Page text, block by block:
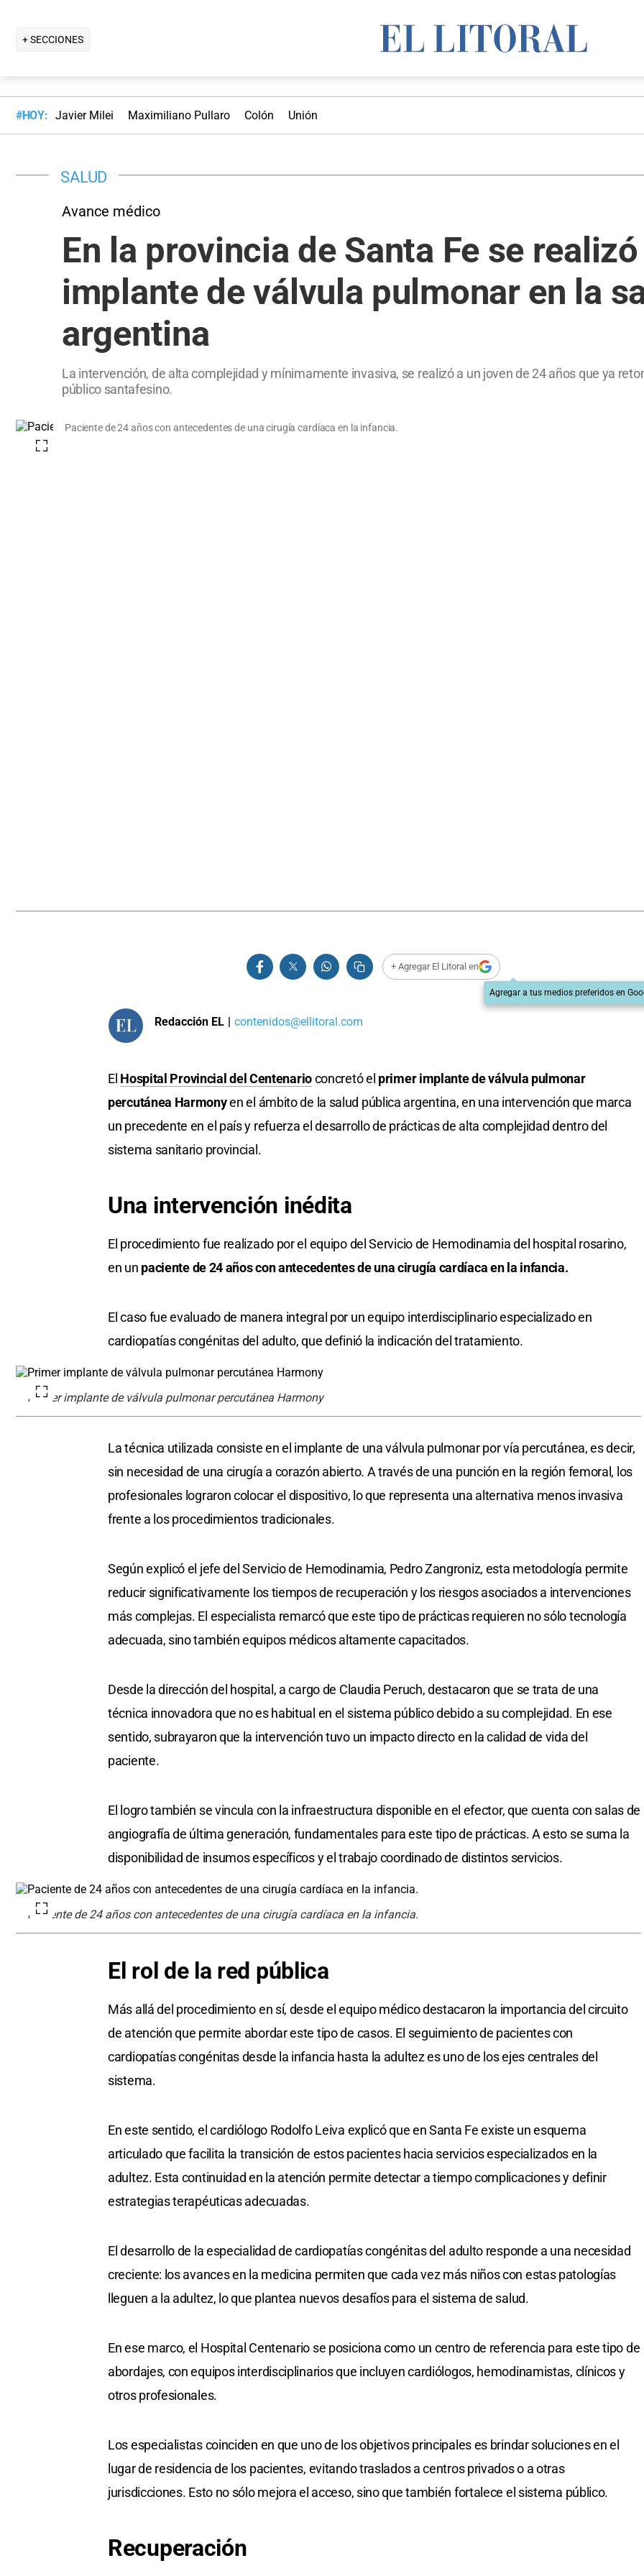
+ SECCIONES
#HOY: Javier Milei Maximiliano Pullaro Colón Unión
SALUD
Avance médico
En la provincia de Santa Fe se
implante de válvula pulmonar en la
argentina
La intervención, de alta complejidad y mínimamente invasiva, se realizó a un joven de 24 años que ya
público santafesino.
Paciente de 24 años con antecedentes de una cirugía cardíaca en la infancia.
+ Agregar El Litoral en
Agregar a tus medios preferidos en
Redacción EL | contenidos@ellitoral.com
El Hospital Provincial del Centenarioconcretó el primer implante de válvula pulmonar
percutánea Harmonyen el ámbito de la salud pública argentina, en una intervención que marca
un precedente en el país y refuerza el desarrollo de prácticas de alta complejidad dentro del
sistema sanitario provincial.
Una intervención inédita
El procedimiento fue realizado por el equipo del Servicio de Hemodinamia del hospital rosarino,
en un paciente de 24 años con antecedentes de una cirugía cardíaca en la infancia.
El caso fue evaluado de manera integral por un equipo interdisciplinario especializado en
cardiopatías congénitas del adulto, que definió la indicación del tratamiento.
Primer implante de válvula pulmonar percutánea Harmony
La técnica utilizada consiste en el implante de una válvula pulmonar por vía percutánea, es decir,
sin necesidad de una cirugía a corazón abierto. A través de una punción en la región femoral, los
profesionales lograron colocar el dispositivo, lo que representa una alternativa menos invasiva
frente a los procedimientos tradicionales.
Según explicó el jefe del Servicio de Hemodinamia, Pedro Zangroniz, esta metodología permite
reducir significativamente los tiempos de recuperación y los riesgos asociados a intervenciones
más complejas. El especialista remarcó que este tipo de prácticas requieren no sólo tecnología
adecuada, sino también equipos médicos altamente capacitados.
Desde la dirección del hospital, a cargo de Claudia Peruch, destacaron que se trata de una
técnica innovadora que no es habitual en el sistema público debido a su complejidad. En ese
sentido, subrayaron que la intervención tuvo un impacto directo en la calidad de vida del
paciente.
El logro también se vincula con la infraestructura disponible en el efector, que cuenta con salas de
angiografía de última generación, fundamentales para este tipo de prácticas. A esto se suma la
disponibilidad de insumos específicos y el trabajo coordinado de distintos servicios.
Paciente de 24 años con antecedentes de una cirugía cardíaca en la infancia.
El rol de la red pública
Más allá del procedimiento en sí, desde el equipo médico destacaron la importancia del circuito
de atención que permite abordar este tipo de casos. El seguimiento de pacientes con
cardiopatías congénitas desde la infancia hasta la adultez es uno de los ejes centrales del
sistema.
En este sentido, el cardiólogo Rodolfo Leiva explicó que en Santa Fe existe un esquema
articulado que facilita la transición de estos pacientes hacia servicios especializados en la
adultez. Esta continuidad en la atención permite detectar a tiempo complicaciones y definir
estrategias terapéuticas adecuadas.
El desarrollo de la especialidad de cardiopatías congénitas del adulto responde a una necesidad
creciente: los avances en la medicina permiten que cada vez más niños con estas patologías
lleguen a la adultez, lo que plantea nuevos desafíos para el sistema de salud.
En ese marco, el Hospital Centenario se posiciona como un centro de referencia para este tipo de
abordajes, con equipos interdisciplinarios que incluyen cardiólogos, hemodinamistas, clínicos y
otros profesionales.
Los especialistas coinciden en que uno de los objetivos principales es brindar soluciones en el
lugar de residencia de los pacientes, evitando traslados a centros privados o a otras
jurisdicciones. Esto no sólo mejora el acceso, sino que también fortalece el sistema público.
Recuperación